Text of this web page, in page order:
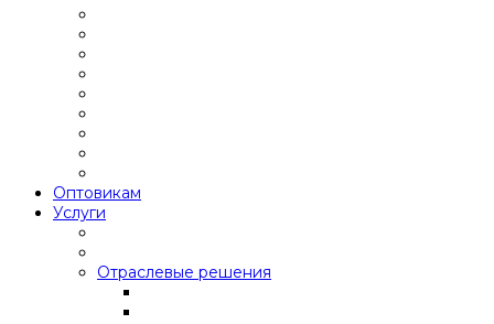
Оптовикам
Услуги
Отраслевые решения